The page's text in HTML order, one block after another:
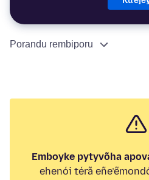
Porandu rembiporu
Emboyke pytyvõha
ehenói térã